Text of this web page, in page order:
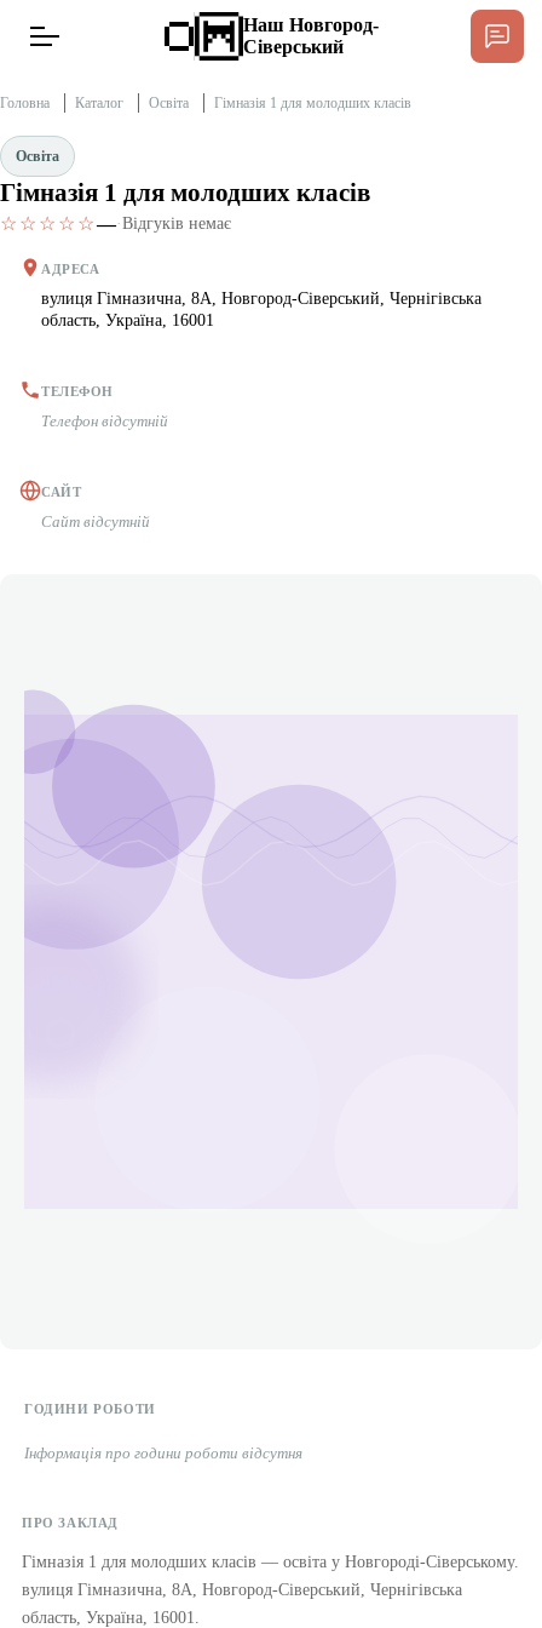
Новини
Тексти
Публікації
Редакційна політика
Про нас
Бюджет
Тендери
Наш Новгород-
Сіверський
Головна Каталог Освіта Гімназія 1 для молодших класів
Освіта
Гімназія 1 для молодших класів
☆☆☆☆☆—·Відгуків немає
АДРЕСА
вулиця Гімназична, 8А, Новгород-Сіверський, Чернігівська
область, Україна, 16001
ТЕЛЕФОН
Телефон відсутній
САЙТ
Сайт відсутній
ГОДИНИ РОБОТИ
Інформація про години роботи відсутня
ПРО ЗАКЛАД
Гімназія 1 для молодших класів — освіта у Новгороді-Сіверському.
вулиця Гімназична, 8А, Новгород-Сіверський, Чернігівська
область, Україна, 16001.